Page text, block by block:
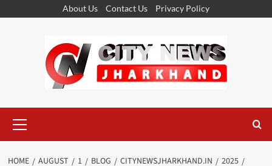
About Us Contact Us Privacy Policy
Menu
HOME AUGUST 1 BLOG CITYNEWSJHARKHAND.IN
2025